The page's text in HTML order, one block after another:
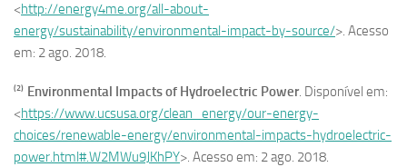
<http://energy4me.org/all-about-
energy/sustainability/environmental-impact-by-source/>. Acesso
em: 2 ago. 2018.
(2) Environmental Impacts of Hydroelectric Power. Disponível em:
<https://www.ucsusa.org/clean_energy/our-energy-
choices/renewable-energy/environmental-impacts-hydroelectric-
power.html#.W2MWu9JKhPY>. Acesso em: 2 ago. 2018.